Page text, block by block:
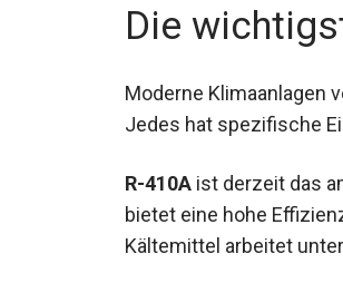
Die
Moderne Klimaanlagen
Jedes hat spezifische
R-410A ist derzeit das
bietet eine hohe
Kältemittel arbeitet